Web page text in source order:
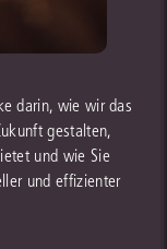
darin, wie wir das
gestalten,
und wie Sie
und effizienter